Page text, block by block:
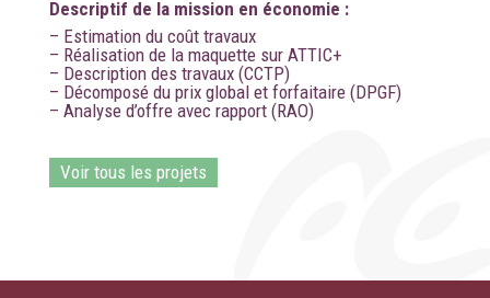
Descriptif de la mission en économie :
– Estimation du coût travaux
– Réalisation de la maquette sur ATTIC+
– Description des travaux (CCTP)
– Décomposé du prix global et forfaitaire (DPGF)
– Analyse d’offre avec rapport (RAO)
Voir tous les projets